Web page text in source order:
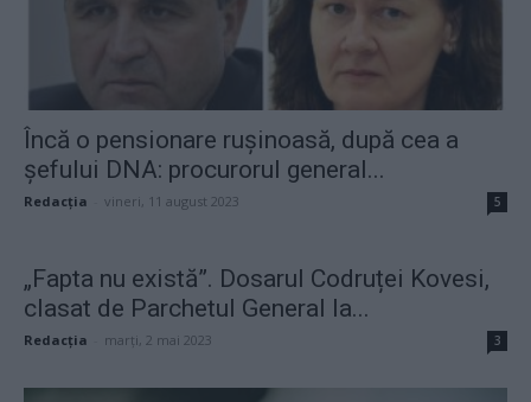
Încă o pensionare rușinoasă, după cea a
șefului DNA: procurorul general...
Redacţia vineri, 11 august 2023 5
„Fapta nu există”. Dosarul Codruței Kovesi,
clasat de Parchetul General la...
Redacţia marți, 2 mai 2023 3